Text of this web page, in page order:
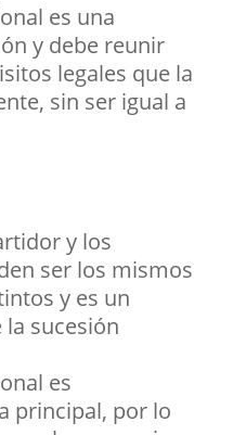
es una
y debe reunir
legales que la
sin ser igual a
y los
ser los mismos
y es un
sucesión
es
principal, por lo